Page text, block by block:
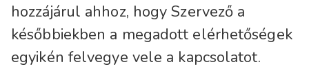
hozzájárul ahhoz, hogy Szervező a
későbbiekben a megadott elérhetőségek
egyikén felvegye vele a kapcsolatot.